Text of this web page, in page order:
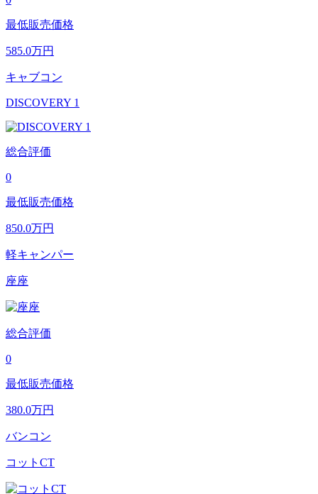
最低販売価格
585.0万円
キャブコン
DISCOVERY 1
総合評価
0
最低販売価格
850.0万円
軽キャンパー
座座
総合評価
0
最低販売価格
380.0万円
バンコン
コットCT